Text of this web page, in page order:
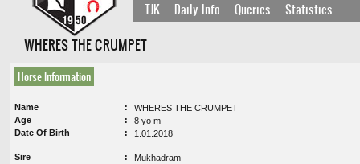
TJK Daily Info Queries Statistics
WHERES THE CRUMPET
Horse Information
Name
WHERES THE CRUMPET
Age
8 yo m
Date Of Birth
1.01.2018
Sire
Mukhadram